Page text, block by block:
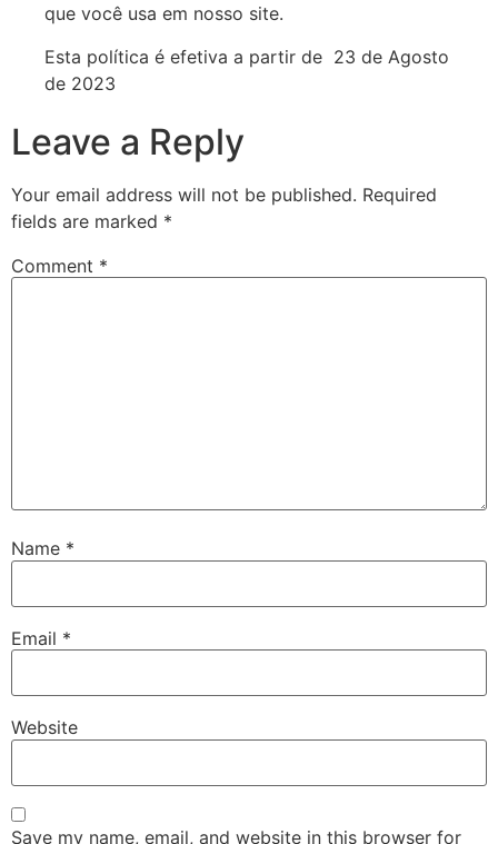
que você usa em nosso site.
Esta política é efetiva a partir de 23 de Agosto
de 2023
Leave a Reply
Your email address will not be published. Required
fields are marked *
Comment *
Name *
Email *
Website
Save my name, email, and website in this browser for